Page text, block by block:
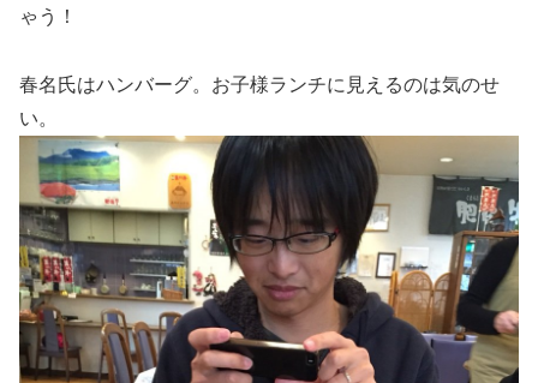
ゃう！
春名氏はハンバーグ。お子様ランチに見えるのは気のせ
い。